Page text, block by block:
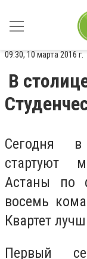
09:30, 10 марта 2016 г.
В
Сегодня в
стартуют
Астаны по
восемь
Квартет
Первый